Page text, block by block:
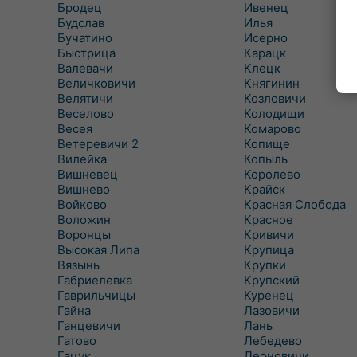
Бродец
Будслав
Бучатино
Быстрица
Валевачи
Величковичи
Велятичи
Веселово
Весея
Ветеревичи 2
Вилейка
Вишневец
Вишнево
Войково
Воложин
Воронцы
Высокая Липа
Вязынь
Габриелевка
Гаврильчицы
Гайна
Ганцевичи
Гатово
Ивенец
Илья
Исерно
Карацк
Клецк
Княгинин
Козловичи
Колодищи
Комарово
Копище
Копыль
Королево
Крайск
Красная Слобода
Красное
Кривичи
Крупица
Крупки
Крупский
Куренец
Лазовичи
Лань
Лебедево